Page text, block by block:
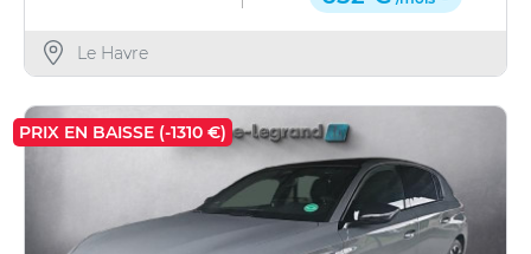
Le Havre
PRIX EN BAISSE (-1310 €)